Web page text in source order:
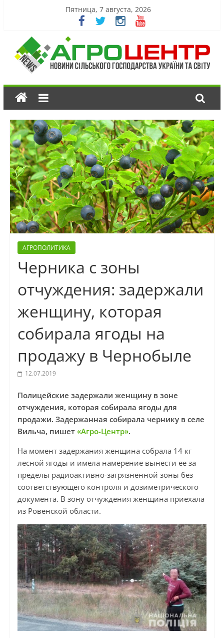
Пятница, 7 августа, 2026
АГРОПОЛИТИКА
Черника с зоны
отчуждения: задержали
женщину, которая
собирала ягоды на
продажу в Чернобыле
12.07.2019
Полицейские задержали женщину в зоне
отчуждения, которая собирала ягоды для
продажи. Задержанная собирала чернику в селе
Вильча, пишет «Агро-Центр».
На момент задержания женщина собрала 14 кг
лесной ягоды и имела намерение вынести ее за
пределы радиоактивно-загрязненной зоны без
соответствующего контроля и дозиметрического
документа. В зону отчуждения женщина приехала
из Ровенской области.